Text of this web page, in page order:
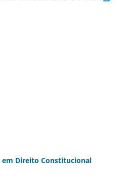
em Direito Constitucional